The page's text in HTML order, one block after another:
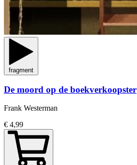
fragment
De moord op de boekverkoopster
Frank Westerman
€ 4,99